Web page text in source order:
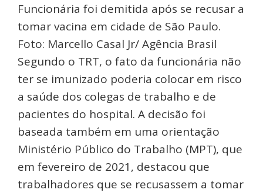
Funcionária foi demitida após se recusar a
tomar vacina em cidade de São Paulo.
Foto: Marcello Casal Jr/ Agência Brasil
Segundo o TRT, o fato da funcionária não
ter se imunizado poderia colocar em risco
a saúde dos colegas de trabalho e de
pacientes do hospital. A decisão foi
baseada também em uma orientação
Ministério Público do Trabalho (MPT), que
em fevereiro de 2021, destacou que
trabalhadores que se recusassem a tomar